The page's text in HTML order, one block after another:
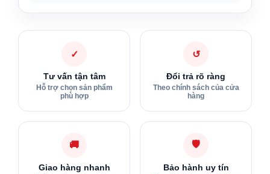
✓
Tư vấn tận tâm
Hỗ trợ chọn sản phẩm
phù hợp
↺
Đổi trả rõ ràng
Theo chính sách của cửa
hàng
🚚
Giao hàng nhanh
🛡
Bảo hành uy tín